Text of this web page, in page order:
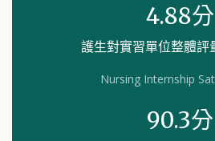
4.88
護生對實習單位整體評
Nursing Internship
90.3